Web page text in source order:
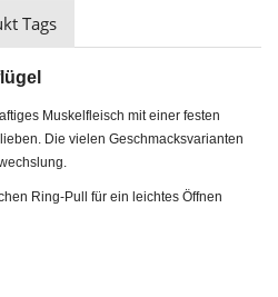
Tags
Muskelfleisch mit einer festen
Die vielen Geschmacksvarianten
Ring-Pull für ein leichtes Öffnen